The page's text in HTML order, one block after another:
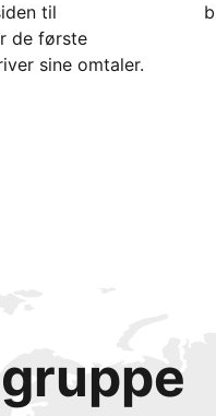
til
de første
sine omtaler.